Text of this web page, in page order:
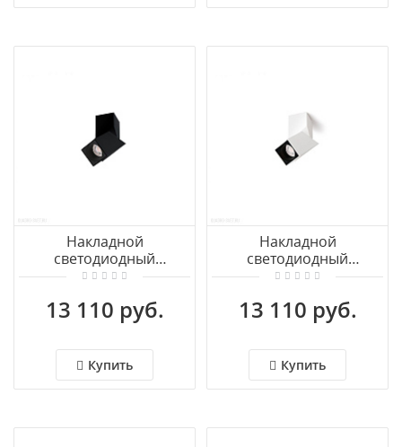
Накладной
светодиодный
светильник Azzardo
13 110 руб.
Купить
Накладной
светодиодный
светильник Azzardo
13 110 руб.
Купить